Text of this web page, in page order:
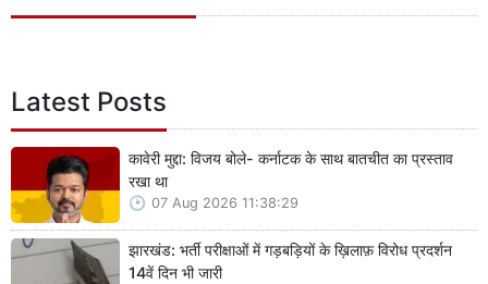
Latest Posts
कावेरी मुद्दा: विजय बोले- कर्नाटक के साथ बातचीत का प्रस्ताव
रखा था
07 Aug 2026 11:38:29
झारखंड: भर्ती परीक्षाओं में गड़बड़ियों के ख़िलाफ़ विरोध प्रदर्शन
14वें दिन भी जारी